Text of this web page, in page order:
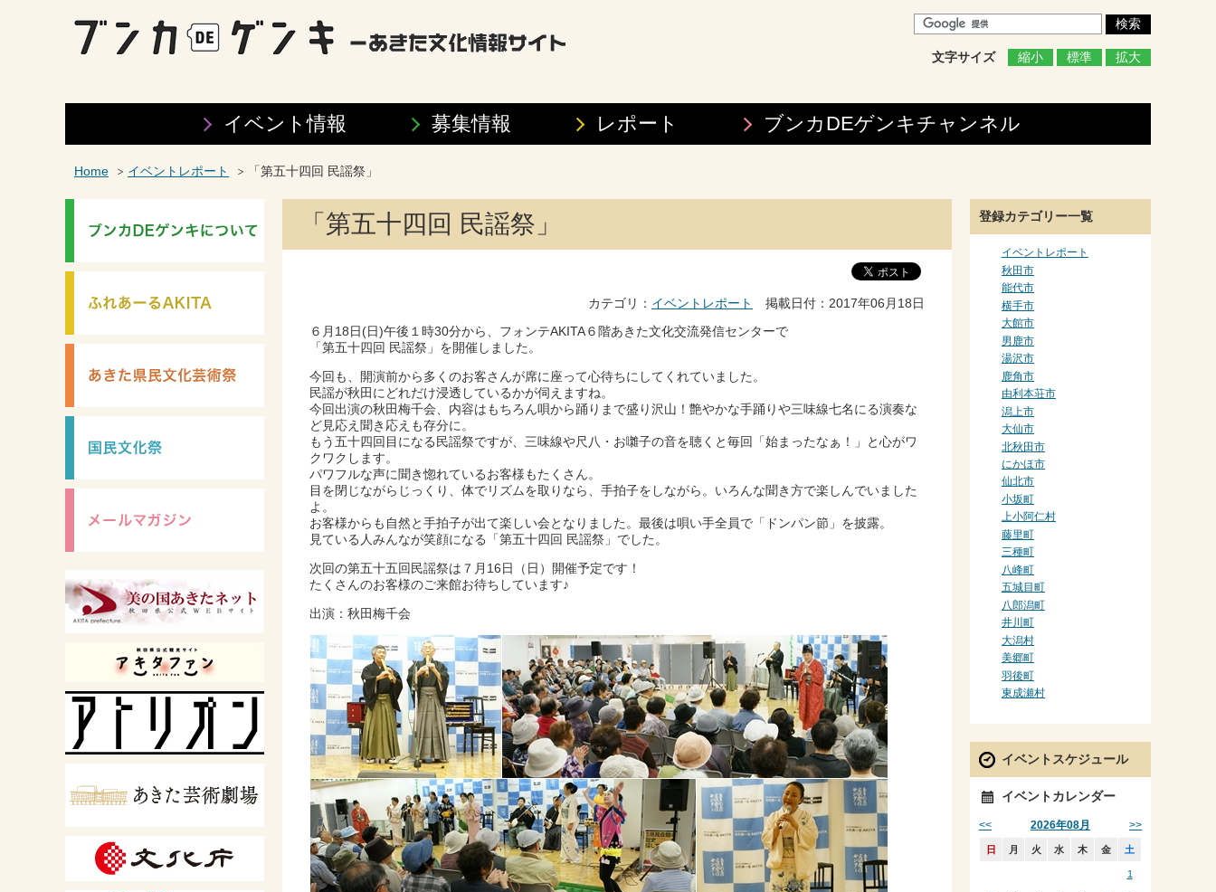
文字サイズ 縮小 標準 拡大
イベント情報 募集情報 レポート ブンカDEゲンキチャンネル
Home イベントレポート 「第五十四回 民謡祭」
「第五十四回 民謡祭」
カテゴリ： イベントレポート 掲載日付：2017年06月18日
６月18日(日)午後１時30分から、フォンテAKITA６階あきた文化交流発信センターで
「第五十四回 民謡祭」を開催しました。
今回も、開演前から多くのお客さんが席に座って心待ちにしてくれていました。
民謡が秋田にどれだけ浸透しているかが伺えますね。
今回出演の秋田梅千会、内容はもちろん唄から踊りまで盛り沢山！艶やかな手踊りや三味線七名にる演奏な
ど見応え聞き応えも存分に。
もう五十四回目になる民謡祭ですが、三味線や尺八・お囃子の音を聴くと毎回「始まったなぁ！」と心がワ
クワクします。
パワフルな声に聞き惚れているお客様もたくさん。
目を閉じながらじっくり、体でリズムを取りなら、手拍子をしながら。いろんな聞き方で楽しんでいました
よ。
お客様からも自然と手拍子が出て楽しい会となりました。最後は唄い手全員で「ドンパン節」を披露。
見ている人みんなが笑顔になる「第五十四回 民謡祭」でした。
次回の第五十五回民謡祭は７月16日（日）開催予定です！
たくさんのお客様のご来館お待ちしています♪
出演：秋田梅千会
登録カテゴリー一覧
イベントレポート
秋田市
能代市
横手市
大館市
男鹿市
湯沢市
鹿角市
由利本荘市
潟上市
大仙市
北秋田市
にかほ市
仙北市
小坂町
上小阿仁村
藤里町
三種町
八峰町
五城目町
八郎潟町
井川町
大潟村
美郷町
羽後町
東成瀬村
イベントスケジュール
イベントカレンダー
2026年08月
<< >>
日 月 火 水 木 金 土
1